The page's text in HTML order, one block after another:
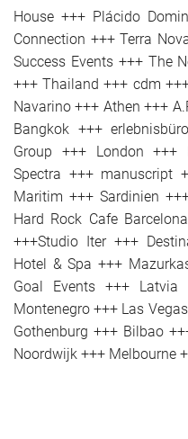
House +++ Plácido
Connection +++ Terra
Success Events +++ The
+++ Thailand +++ cdm
Navarino +++ Athen +++
Bangkok +++
Group +++ London +++
Spectra +++ manuscript
Maritim +++ Sardinien
Hard Rock Cafe
+++Studio Iter +++
Hotel & Spa +++
Goal Events +++
Montenegro +++ Las
Gothenburg +++ Bilbao
Noordwijk +++ Melbourne